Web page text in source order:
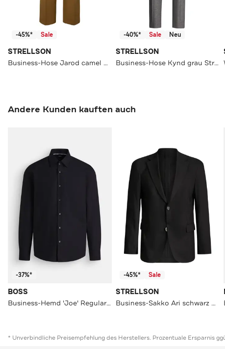
-45%* Sale
STRELLSON
Business-Hose Jarod camel Wide/ Loose Fit
-40%* Sale Neu
STRELLSON
Business-Hose Kynd grau Straight
Andere Kunden kauften auch
-37%*
BOSS
Business-Hemd 'Joe' Regular Fit
-45%* Sale
STRELLSON
Business-Sakko Ari schwarz Regular Fit
* Unverbindliche Preisempfehlung des Herstellers. Prozentuale Ersparnis